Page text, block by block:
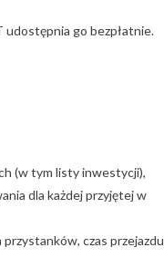
udostępnia go bezpłatnie.
(w tym listy inwestycji),
dla każdej przyjętej w
czas przejazdu